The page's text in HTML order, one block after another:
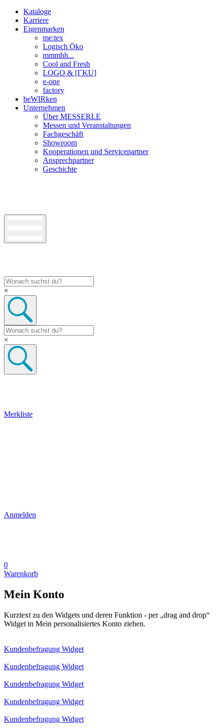
Kataloge
Karriere
Eigenmarken
me:tex
Logisch Öko
mmmhh...
Cool and Fresh
LOGO & [I´KU]
e-one
factory
beWIRken
Unternehmen
Über MESSERLE
Messen und Veranstaltungen
Fachgeschäft
Showroom
Kooperationen und Servicepartner
Ansprechpartner
Geschichte
×
×
Merkliste
Anmelden
0
Warenkorb
Mein Konto
Kurztext zu den Widgets und deren Funktion - per „drag and drop“
Widget in Mein personalisiertes Konto ziehen.
Kundenbefragung Widget
Kundenbefragung Widget
Kundenbefragung Widget
Kundenbefragung Widget
Kundenbefragung Widget